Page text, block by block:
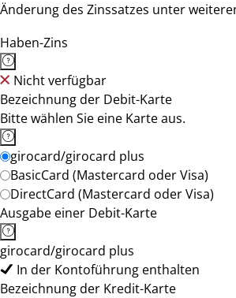
Änderung des Zinssatzes unter
Haben-Zins
Nicht verfügbar
Bezeichnung der Debit-Karte
Bitte wählen Sie eine Karte aus.
girocard/girocard plus
BasicCard (Mastercard oder Visa)
DirectCard (Mastercard oder Visa)
Ausgabe einer Debit-Karte
girocard/girocard plus
In der Kontoführung enthalten
Bezeichnung der Kredit-Karte